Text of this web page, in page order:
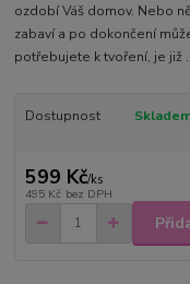
ozdobí Váš domov. Nebo
zabaví a po dokončení
potřebujete k tvoření, je již
Dostupnost
599 Kč/ks
495 Kč bez DPH